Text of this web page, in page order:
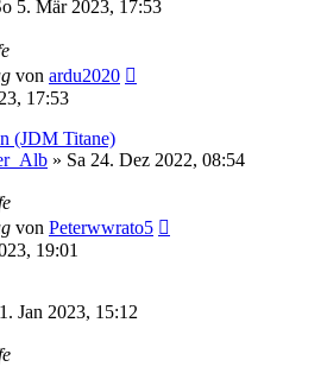
5. Mär 2023, 17:53
von ardu2020
17:53
(JDM Titane)
» Sa 24. Dez 2022, 08:54
von Peterwwrato5
19:01
Jan 2023, 15:12